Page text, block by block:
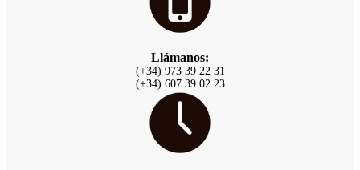
Llámanos:
(+34) 973 39 22 31
(+34) 607 39 02 23